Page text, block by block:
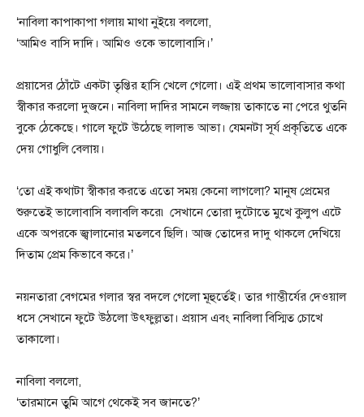
‘নাবিলা কাপাকাপা গলায় মাথা নুইয়ে বললো,
‘আমিও বাসি দাদি। আমিও ওকে ভালোবাসি।’
প্রয়াসের ঠোঁটে একটা তৃপ্তির হাসি খেলে গেলো। এই প্রথম ভালোবাসার কথা
স্বীকার করলো দুজনে। নাবিলা দাদির সামনে লজ্জায় তাকাতে না পেরে থুতনি
বুকে ঠেকেছে। গালে ফুটে উঠেছে লালাভ আভা। যেমনটা সূর্য প্রকৃতিতে একে
দেয় গোধুলি বেলায়।
‘তো এই কথাটা স্বীকার করতে এতো সময় কেনো লাগলো? মানুষ প্রেমের
শুরুতেই ভালোবাসি বলাবলি করে৷ সেখানে তোরা দুটোতে মুখে কুলুপ এটে
একে অপরকে জ্বালানোর মতলবে ছিলি। আজ তোদের দাদু থাকলে দেখিয়ে
দিতাম প্রেম কিভাবে করে।’
নয়নতারা বেগমের গলার স্বর বদলে গেলো মূহুর্তেই। তার গাম্ভীর্যের দেওয়াল
ধসে সেখানে ফুটে উঠলো উৎফুল্লতা। প্রয়াস এবং নাবিলা বিস্মিত চোখে
তাকালো।
নাবিলা বললো,
‘তারমানে তুমি আগে থেকেই সব জানতে?’